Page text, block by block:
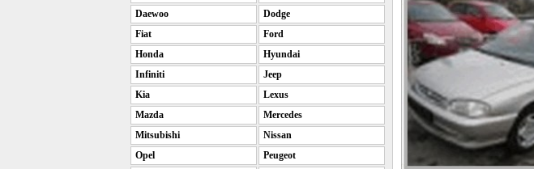
Daewoo
Dodge
Fiat
Ford
Honda
Hyundai
Infiniti
Jeep
Kia
Lexus
Mazda
Mercedes
Mitsubishi
Nissan
Opel
Peugeot